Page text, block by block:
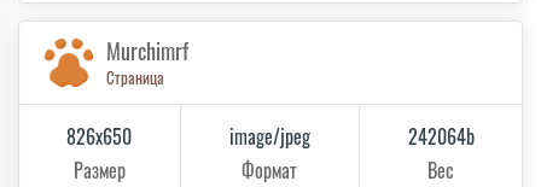
Murchimrf
Страница
826x650
Размер
image/jpeg
Формат
242064b
Вес